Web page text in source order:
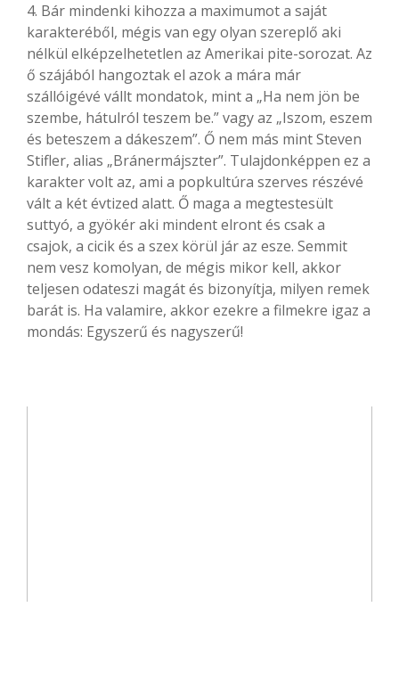
4. Bár mindenki kihozza a maximumot a saját
karakteréből, mégis van egy olyan szereplő aki
nélkül elképzelhetetlen az Amerikai pite-sorozat. Az
ő szájából hangoztak el azok a mára már
szállóigévé vállt mondatok, mint a „Ha nem jön be
szembe, hátulról teszem be.” vagy az „Iszom, eszem
és beteszem a dákeszem”. Ő nem más mint Steven
Stifler, alias „Bránermájszter”. Tulajdonképpen ez a
karakter volt az, ami a popkultúra szerves részévé
vált a két évtized alatt. Ő maga a megtestesült
suttyó, a gyökér aki mindent elront és csak a
csajok, a cicik és a szex körül jár az esze. Semmit
nem vesz komolyan, de mégis mikor kell, akkor
teljesen odateszi magát és bizonyítja, milyen remek
barát is. Ha valamire, akkor ezekre a filmekre igaz a
mondás: Egyszerű és nagyszerű!